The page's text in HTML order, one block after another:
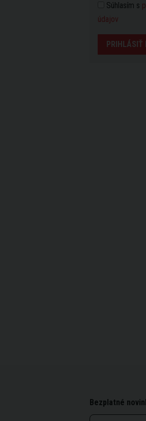
Súhlasím s
údajov
PRIHLÁSIŤ
Bezplatné